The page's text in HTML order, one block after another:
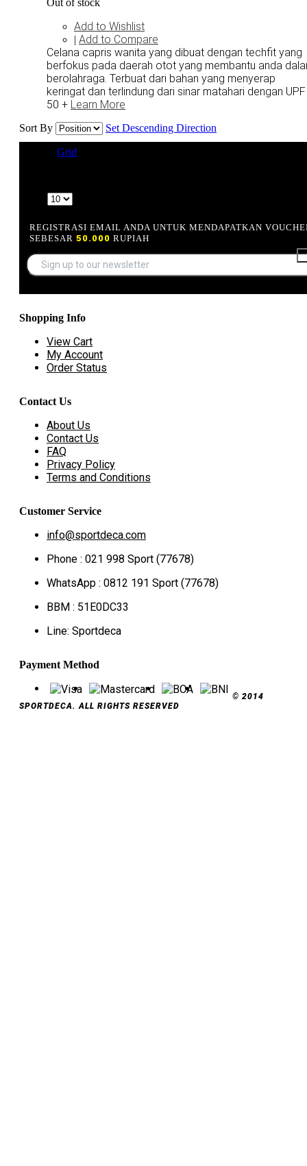
Add to Wishlist
| Add to Compare
Celana capris wanita yang dibuat dengan techfit yang
berfokus pada daerah otot yang membantu anda
berolahraga. Terbuat dari bahan yang menyerap
keringat dan terlindung dari sinar matahari dengan UPF
50 + Learn More
Sort By Set Descending Direction
Grid
REGISTRASI EMAIL ANDA UNTUK MENDAPATKAN
SEBESAR 50.000 RUPIAH
Shopping Info
View Cart
My Account
Order Status
Contact Us
About Us
Contact Us
FAQ
Privacy Policy
Terms and Conditions
Customer Service
info@sportdeca.com
Phone : 021 998 Sport (77678)
WhatsApp : 0812 191 Sport (77678)
BBM : 51E0DC33
Line: Sportdeca
Payment Method
© 2014
SPORTDECA. ALL RIGHTS RESERVED